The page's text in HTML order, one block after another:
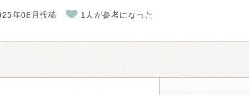
年08月投稿 1人が参考になった